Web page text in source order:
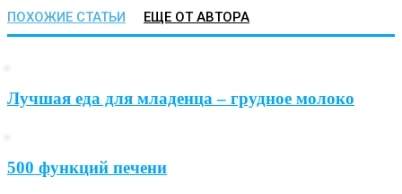
ПОХОЖИЕ СТАТЬИ ЕЩЕ ОТ АВТОРА
Лучшая еда для младенца – грудное молоко
500 функций печени